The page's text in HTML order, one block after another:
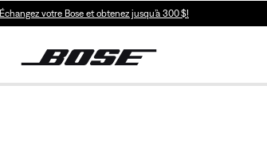
Échangez votre Bose et obtenez jusqu’à 300 $!